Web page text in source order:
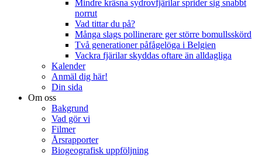
Mindre kräsna sydrovfjärilar sprider sig snabbt
norrut
Vad tittar du på?
Många slags pollinerare ger större bomullsskörd
Två generationer påfågelöga i Belgien
Vackra fjärilar skyddas oftare än alldagliga
Kalender
Anmäl dig här!
Din sida
Om oss
Bakgrund
Vad gör vi
Filmer
Årsrapporter
Biogeografisk uppföljning